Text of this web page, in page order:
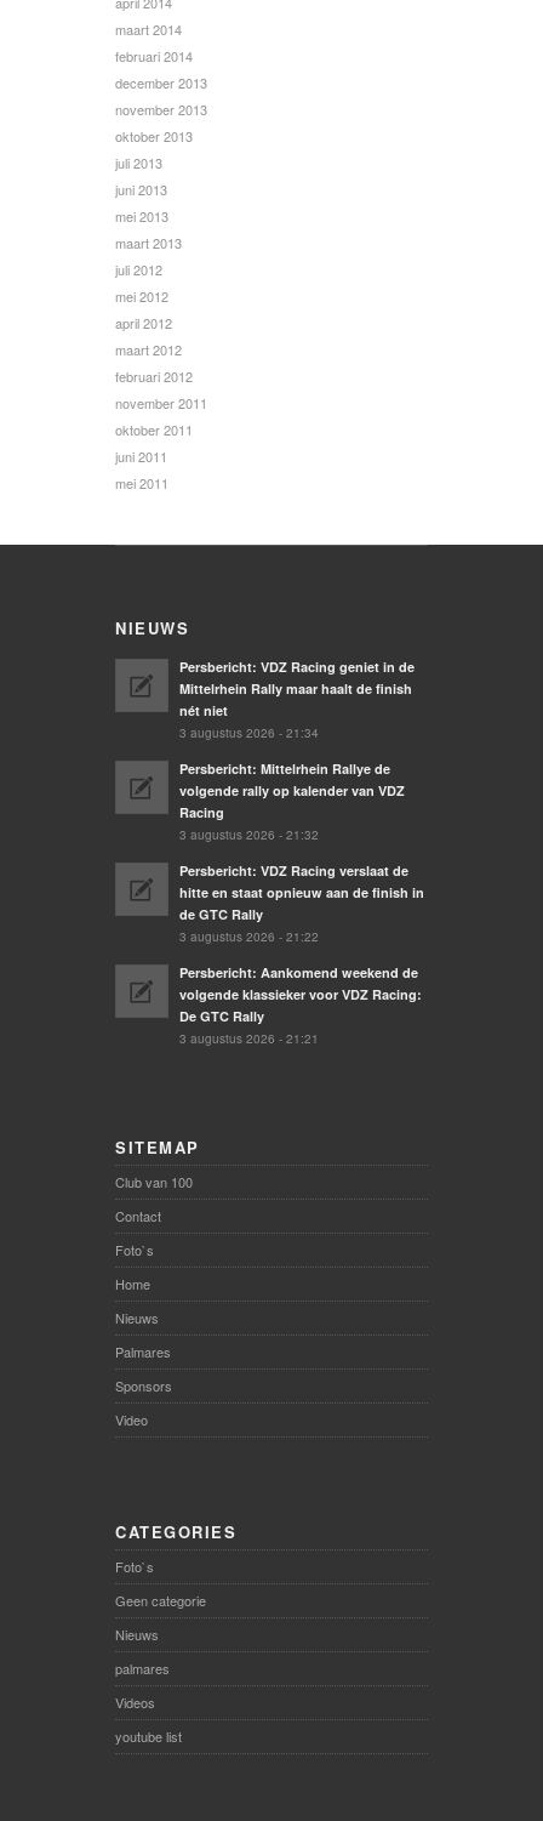
maart 2014
februari 2014
december 2013
november 2013
oktober 2013
juli 2013
juni 2013
mei 2013
maart 2013
juli 2012
mei 2012
april 2012
maart 2012
februari 2012
november 2011
oktober 2011
juni 2011
mei 2011
NIEUWS
Persbericht: VDZ Racing geniet in de
Mittelrhein Rally maar haalt de finish
nét niet
3 augustus 2026 - 21:34
Persbericht: Mittelrhein Rallye de
volgende rally op kalender van VDZ
Racing
3 augustus 2026 - 21:32
Persbericht: VDZ Racing verslaat de
hitte en staat opnieuw aan de finish in
de GTC Rally
3 augustus 2026 - 21:22
Persbericht: Aankomend weekend de
volgende klassieker voor VDZ Racing:
De GTC Rally
3 augustus 2026 - 21:21
SITEMAP
Club van 100
Contact
Foto`s
Home
Nieuws
Palmares
Sponsors
Video
CATEGORIES
Foto`s
Geen categorie
Nieuws
palmares
Videos
youtube list